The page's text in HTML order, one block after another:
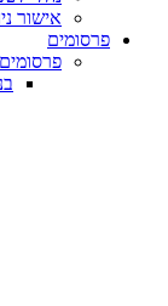
אישור
פרסומים